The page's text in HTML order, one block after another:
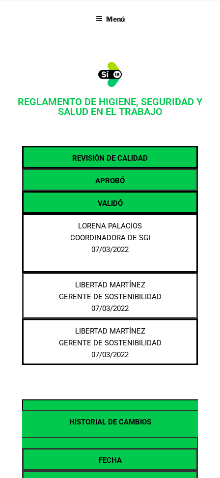
Menú
REGLAMENTO DE HIGIENE, SEGURIDAD Y
SALUD EN EL TRABAJO
REVISIÓN DE CALIDAD
APROBÓ
VALIDÓ
LORENA PALACIOS
COORDINADORA DE SGI
07/03/2022
LIBERTAD MARTÍNEZ
GERENTE DE SOSTENIBILIDAD
07/03/2022
LIBERTAD MARTÍNEZ
GERENTE DE SOSTENIBILIDAD
07/03/2022
HISTORIAL DE CAMBIOS
FECHA